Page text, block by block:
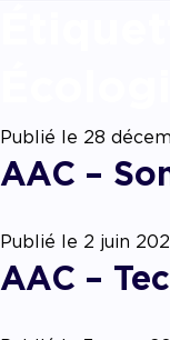
Publié le 28
AAC –
Publié le 2 juin
AAC –